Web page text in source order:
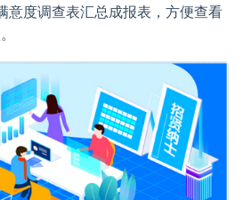
意度调查表汇总成报表，方便查看